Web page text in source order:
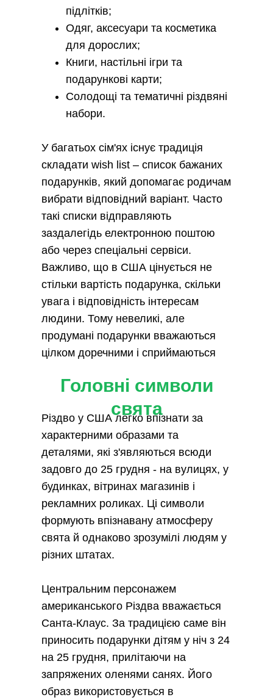
підлітків;
Одяг, аксесуари та косметика
для дорослих;
Книги, настільні ігри та
подарункові карти;
Солодощі та тематичні різдвяні
набори.
У багатьох сім'ях існує традиція
складати wish list – список бажаних
подарунків, який допомагає родичам
вибрати відповідний варіант. Часто
такі списки відправляють
заздалегідь електронною поштою
або через спеціальні сервіси.
Важливо, що в США цінується не
стільки вартість подарунка, скільки
увага і відповідність інтересам
людини. Тому невеликі, але
продумані подарунки вважаються
цілком доречними і сприймаються
Головні символи
свята
Різдво у США легко впізнати за
характерними образами та
деталями, які з'являються всюди
задовго до 25 грудня - на вулицях, у
будинках, вітринах магазинів і
рекламних роликах. Ці символи
формують впізнавану атмосферу
свята й однаково зрозумілі людям у
різних штатах.
Центральним персонажем
американського Різдва вважається
Санта-Клаус. За традицією саме він
приносить подарунки дітям у ніч з 24
на 25 грудня, прилітаючи на
запряжених оленями санях. Його
образ використовується в